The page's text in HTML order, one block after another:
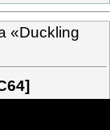
«Duckling